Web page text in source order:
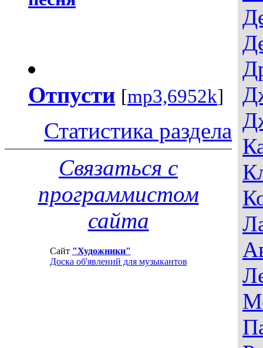
Отпусти [mp3,6952k]
Статистика раздела
Связаться с
программистом
сайта
Сайт "Художники"
Доска об'явлений для музыкантов